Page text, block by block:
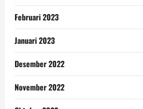
Februari 2023
Januari 2023
Desember 2022
November 2022